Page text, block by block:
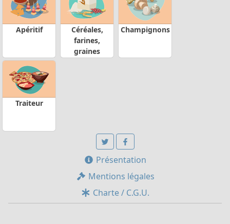
Apéritif
Céréales,
farines,
graines
Champignons
Traiteur
Présentation
Mentions légales
Charte / C.G.U.